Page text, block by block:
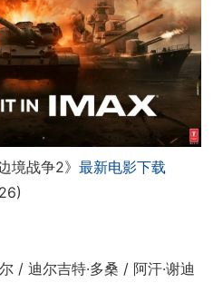
境战争2》 最新电影下载
/ 迪尔吉特·多桑 / 阿汗·谢迪